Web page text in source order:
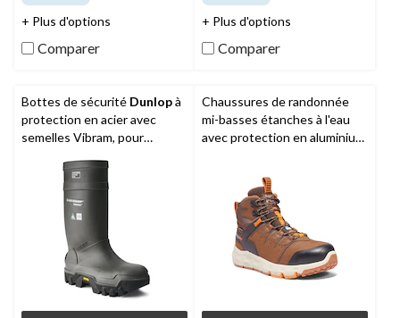
140
+ Plus d'options
Comparer
156
+ Plus d'options
Comparer
Bottes de sécurité Dunlopà
protection en acier avec
semelles Vibram, pour
Chaussures de randonnée
mi-basses étanches à l'eau
avec protection en aluminium